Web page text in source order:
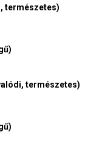
természetes)
természetes)